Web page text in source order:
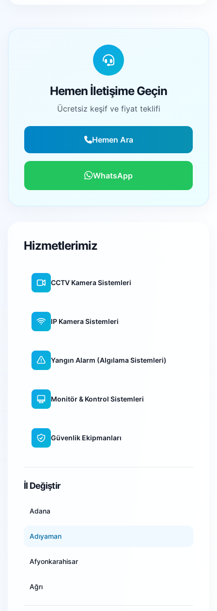
Hemen İletişime Geçin
Ücretsiz keşif ve fiyat teklifi
Hemen Ara
WhatsApp
Hizmetlerimiz
CCTV Kamera Sistemleri
IP Kamera Sistemleri
Yangın Alarm (Algılama Sistemleri)
Monitör & Kontrol Sistemleri
Güvenlik Ekipmanları
İl Değiştir
Adana
Adıyaman
Afyonkarahisar
Ağrı